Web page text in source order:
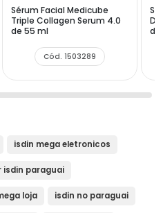
Sérum Facial Medicube
Triple Collagen Serum 4.0
de 55 ml
Cód. 1503289
de
isdin mega eletronicos
isdin paraguai
loja isdin no paraguai